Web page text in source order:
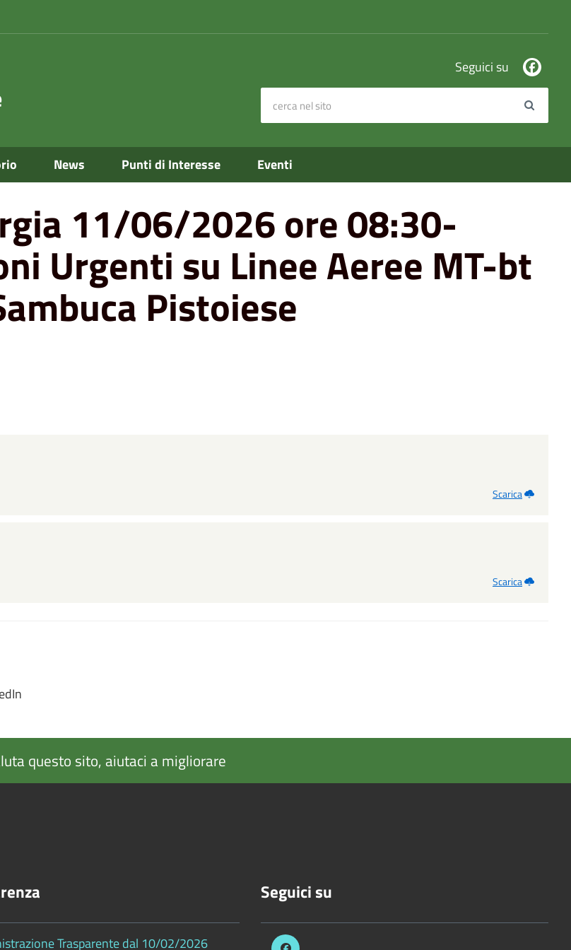
Seguici su
News Punti di Interesse Eventi
Manutenzioni Urgenti su Linee Aeree MT-bt e F.O. nel Comune di Sambuca Pistoiese
11/06/2026 ore 08:30-
Urgenti su Linee Aeree MT-bt
Pistoiese
Scarica
Scarica
questo sito, aiutaci a migliorare
Trasparente dal 10/02/2026
Seguici su